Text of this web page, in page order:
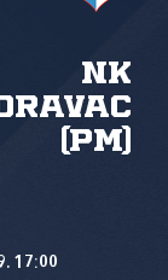
NK
(PM)
17:00